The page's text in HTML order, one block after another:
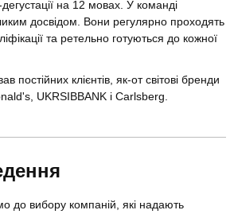
дегустації на 12 мовах. У команді
досвідом. Вони регулярно проходять
та ретельно готуються до кожної
постійних клієнтів, як-от світові бренди
UKRSIBBANK і Carlsberg.
до вибору компаній, які надають